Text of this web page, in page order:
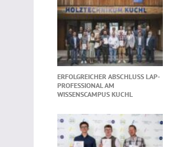
ERFOLGREICHER ABSCHLUSS LAP-
PROFESSIONAL AM
WISSENSCAMPUS KUCHL